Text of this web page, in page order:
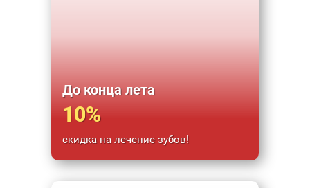
До конца лета
10%
скидка на лечение зубов!